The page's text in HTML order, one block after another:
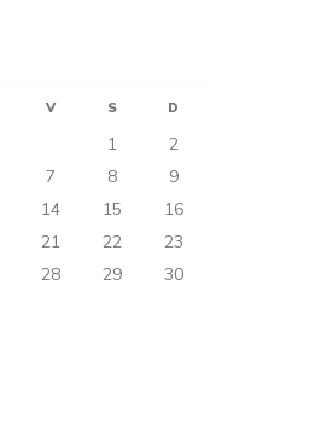
V S D
1
2
7 8
9
14 15
16
21 22
23
28 29
30